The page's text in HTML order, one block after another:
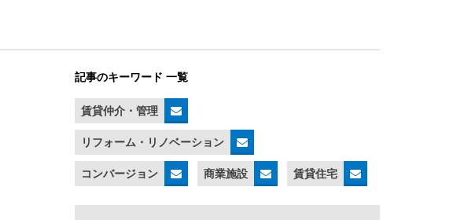
記事のキーワード 一覧
賃貸仲介・管理
リフォーム・リノベーション
コンバージョン 商業施設 賃貸住宅